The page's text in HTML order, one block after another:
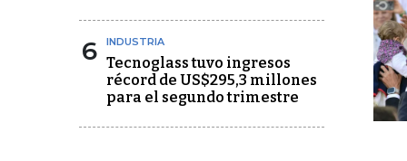
6 INDUSTRIA
Tecnoglass tuvo ingresos
récord de US$295,3 millones
para el segundo trimestre